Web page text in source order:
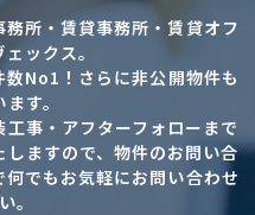
所・賃貸事務所・賃貸オフ
ックス。
No1！さらに非公開物件も
す。
事・アフターフォローまで
ますので、物件のお問い合
でもお気軽にお問い合わせ
。